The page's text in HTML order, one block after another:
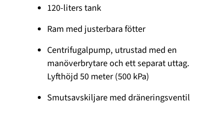
120-liters tank
Ram med justerbara fötter
Centrifugalpump, utrustad med en
manöverbrytare och ett separat uttag.
Lyfthöjd 50 meter (500 kPa)
Smutsavskiljare med dräneringsventil